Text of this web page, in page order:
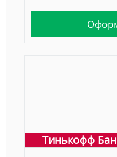
Тинькофф